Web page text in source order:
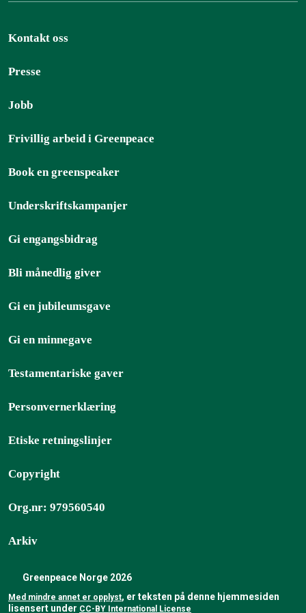
Kontakt oss
Presse
Jobb
Frivillig arbeid i Greenpeace
Book en greenspeaker
Underskriftskampanjer
Gi engangsbidrag
Bli månedlig giver
Gi en jubileumsgave
Gi en minnegave
Testamentariske gaver
Personvernerklæring
Etiske retningslinjer
Copyright
Org.nr: 979560540
Arkiv
Greenpeace Norge 2026
Med mindre annet er opplyst, er teksten på denne hjemmesiden
lisensert under CC-BY International License